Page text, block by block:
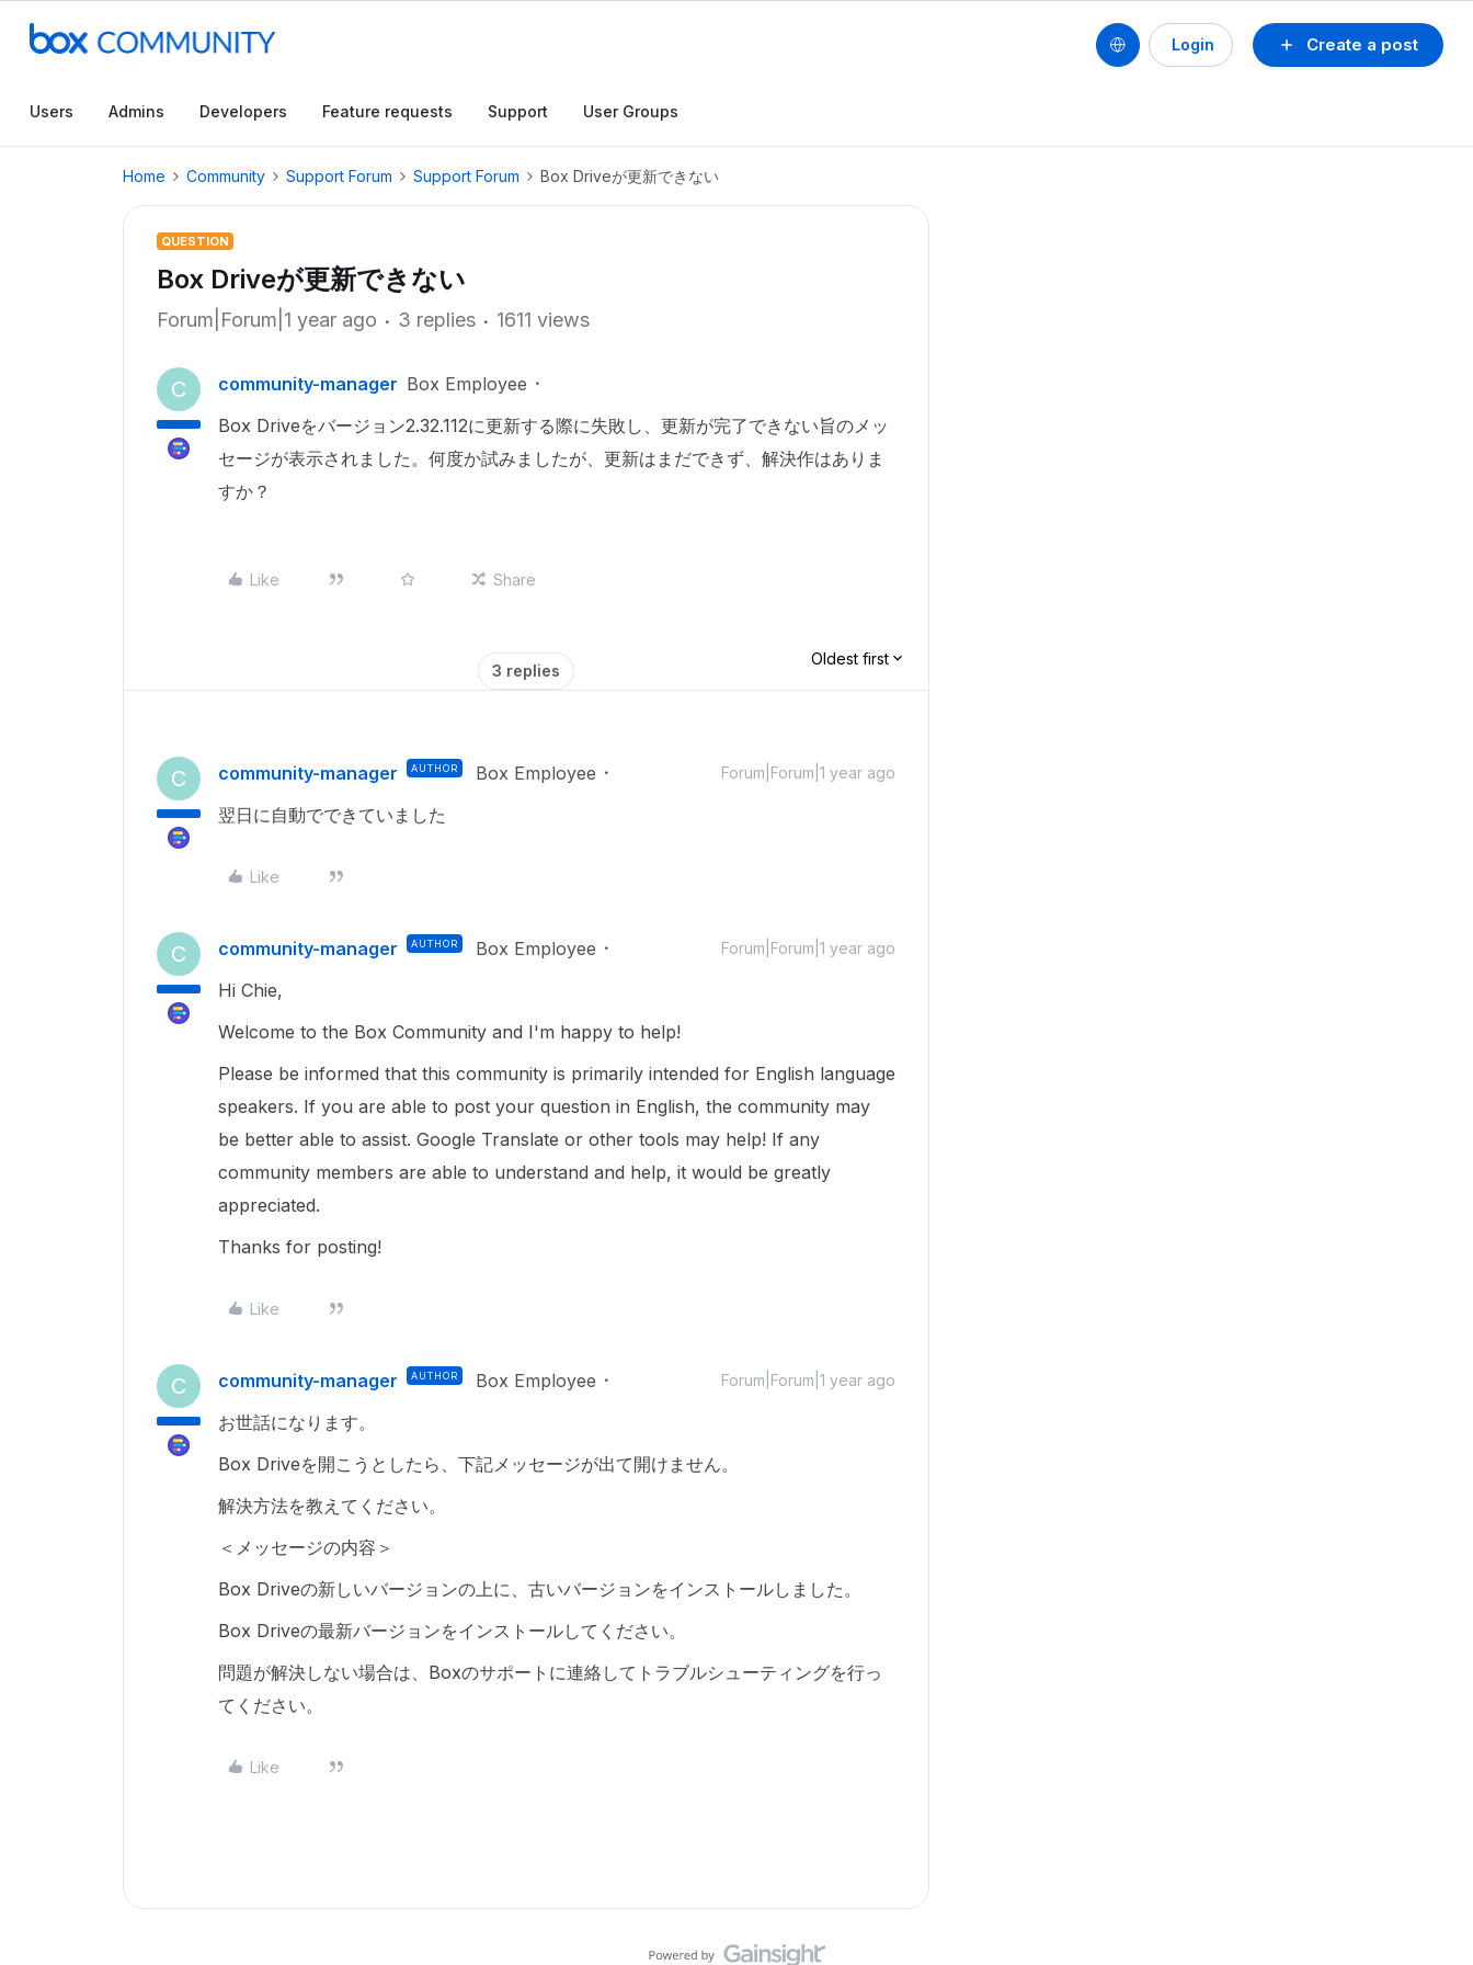
Create a post
Login
Users Admins Developers Feature requests Support User Groups
Home Community Support Forum Support Forum Box Driveが更新できない
QUESTION
Box Driveが更新できない
Forum|Forum|1 year ago 3 replies 1611 views
C community-manager Box Employee
Box Driveをバージョン2.32.112に更新する際に失敗し、更新が完了できない旨のメッ
セージが表示されました。何度か試みましたが、更新はまだできず、解決作はありま
すか？
Like Share
3 replies
Oldest first
C community-manager AUTHOR Box Employee Forum|Forum|1 year ago
翌日に自動でできていました
Like
C community-manager AUTHOR Box Employee Forum|Forum|1 year ago
Hi Chie,
Welcome to the Box Community and I'm happy to help!
Please be informed that this community is primarily intended for English language
speakers. If you are able to post your question in English, the community may
be better able to assist. Google Translate or other tools may help! If any
community members are able to understand and help, it would be greatly
appreciated.
Thanks for posting!
Like
C community-manager AUTHOR Box Employee Forum|Forum|1 year ago
お世話になります。
Box Driveを開こうとしたら、下記メッセージが出て開けません。
解決方法を教えてください。
＜メッセージの内容＞
Box Driveの新しいバージョンの上に、古いバージョンをインストールしました。
Box Driveの最新バージョンをインストールしてください。
問題が解決しない場合は、Boxのサポートに連絡してトラブルシューティングを行っ
てください。
Like